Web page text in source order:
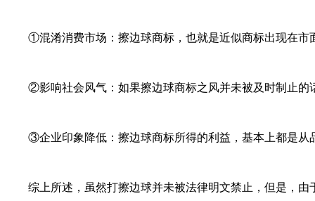
①混淆消费市场：擦边球商标，也就是近似商标出现在市
②影响社会风气：如果擦边球商标之风并未被及时制止的
③企业印象降低：擦边球商标所得的利益，基本上都是从品
综上所述，虽然打擦边球并未被法律明文禁止，但是，由